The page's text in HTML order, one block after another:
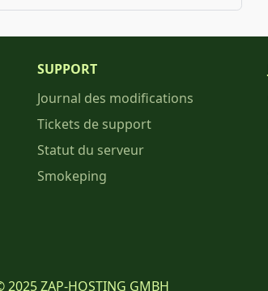
SUPPORT
Journal des modifications
Tickets de support
Statut du serveur
Smokeping
2025 ZAP-HOSTING GMBH